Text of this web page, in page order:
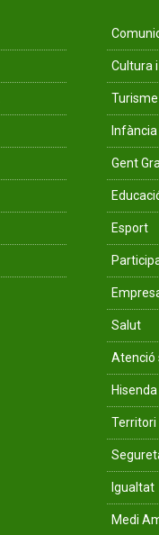
Cultura
Turisme
Gent
Esport
Salut
Atenció
Hisenda
Territori
Igualtat
Medi